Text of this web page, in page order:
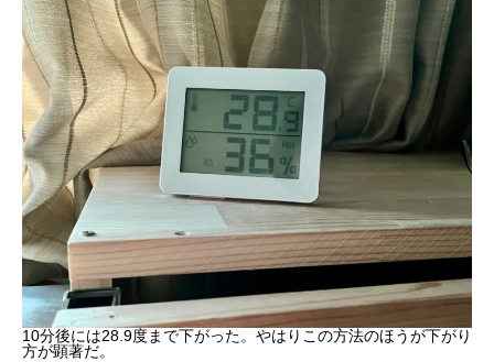
10分後には28.9度まで下がった。やはりこの方法のほうが下がり
方が顕著だ。